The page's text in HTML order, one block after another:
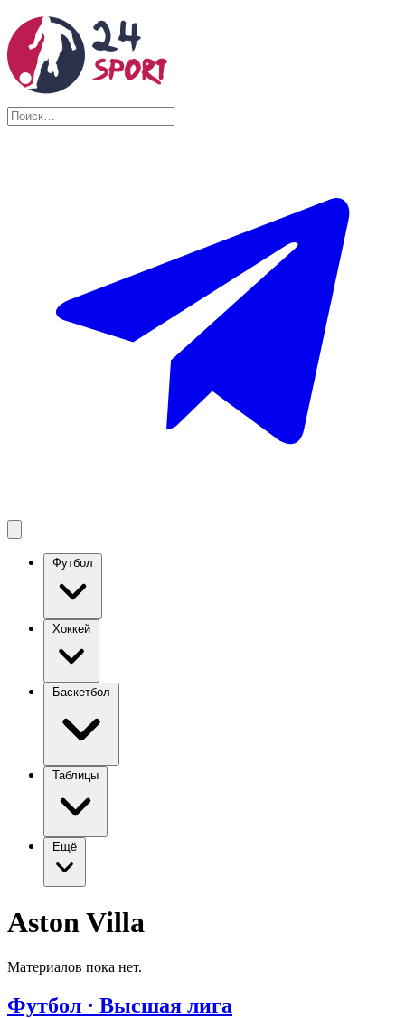
Футбол
Хоккей
Баскетбол
Таблицы
Ещё
Aston Villa
Материалов пока нет.
Футбол · Высшая лига